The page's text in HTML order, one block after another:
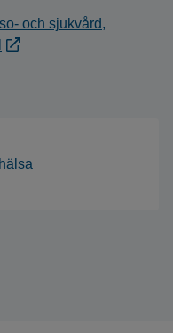
och sjukvård,